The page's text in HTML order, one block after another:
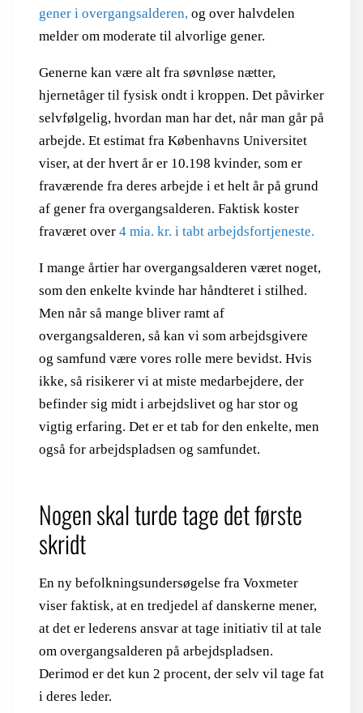
gener i overgangsalderen, og over halvdelen
melder om moderate til alvorlige gener.
Generne kan være alt fra søvnløse nætter,
hjernetåger til fysisk ondt i kroppen. Det påvirker
selvfølgelig, hvordan man har det, når man går på
arbejde. Et estimat fra Københavns Universitet
viser, at der hvert år er 10.198 kvinder, som er
fraværende fra deres arbejde i et helt år på grund
af gener fra overgangsalderen. Faktisk koster
fraværet over 4 mia. kr. i tabt arbejdsfortjeneste.
I mange årtier har overgangsalderen været noget,
som den enkelte kvinde har håndteret i stilhed.
Men når så mange bliver ramt af
overgangsalderen, så kan vi som arbejdsgivere
og samfund være vores rolle mere bevidst. Hvis
ikke, så risikerer vi at miste medarbejdere, der
befinder sig midt i arbejdslivet og har stor og
vigtig erfaring. Det er et tab for den enkelte, men
også for arbejdspladsen og samfundet.
Nogen skal turde tage det første
skridt
En ny befolkningsundersøgelse fra Voxmeter
viser faktisk, at en tredjedel af danskerne mener,
at det er lederens ansvar at tage initiativ til at tale
om overgangsalderen på arbejdspladsen.
Derimod er det kun 2 procent, der selv vil tage fat
i deres leder.